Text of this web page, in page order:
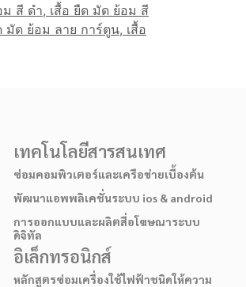
เทคโนโลยีสารสนเทศ
ซ่อมคอมพิวเตอร์และเครือข่ายเบื้องต้น
พัฒนาแอพพลิเคชั่นระบบ ios & android
การออกแบบและผลิตสื่อโฆษณาระบบ
ดิจิทัล
อิเล็กทรอนิกส์
หลักสูตรซ่อมเครื่องใช้ไฟฟ้าชนิดให้ความ